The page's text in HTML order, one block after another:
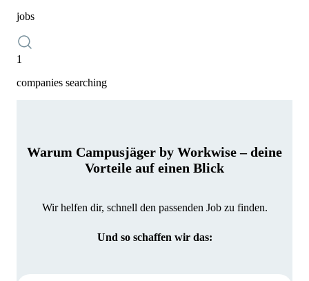
jobs
1
companies searching
Warum Campusjäger by Workwise – deine
Vorteile auf einen Blick
Wir helfen dir, schnell den passenden Job zu finden.
Und so schaffen wir das: